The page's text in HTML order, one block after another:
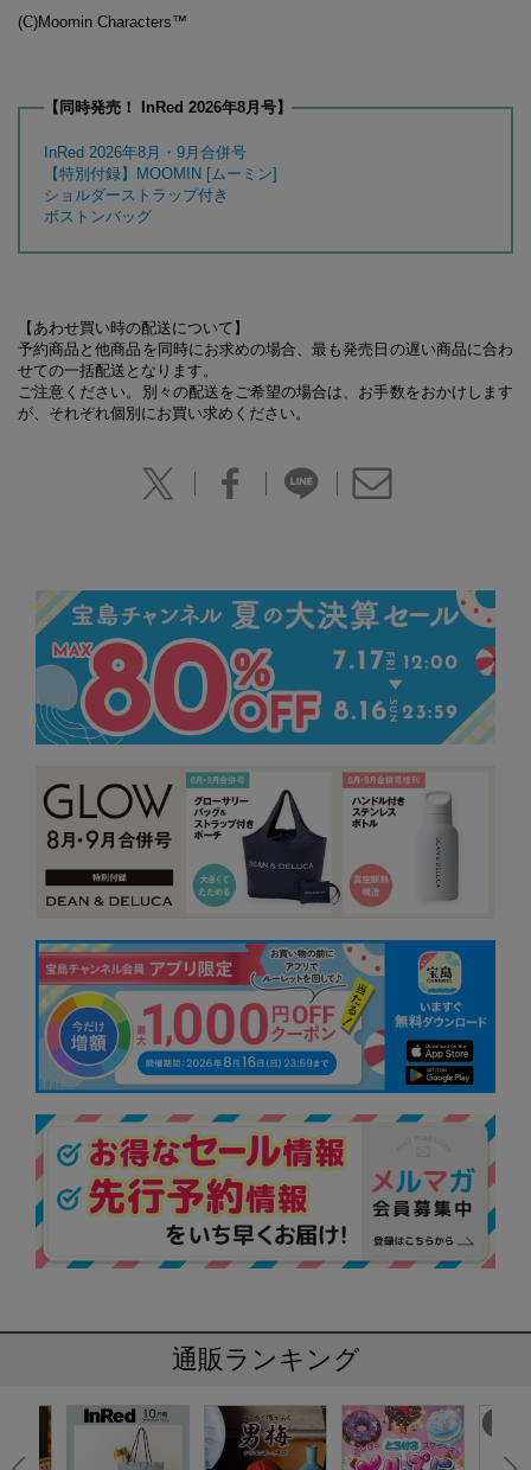
(C)Moomin Characters™
【同時発売！ InRed 2026年8月号】
InRed 2026年8月・9月合併号
【特別付録】MOOMIN [ムーミン]
ショルダーストラップ付き
ボストンバッグ
【あわせ買い時の配送について】
予約商品と他商品を同時にお求めの場合、最も発売日の遅い商品に合わ
せての一括配送となります。
ご注意ください。別々の配送をご希望の場合は、お手数をおかけします
が、それぞれ個別にお買い求めください。
通販ランキング